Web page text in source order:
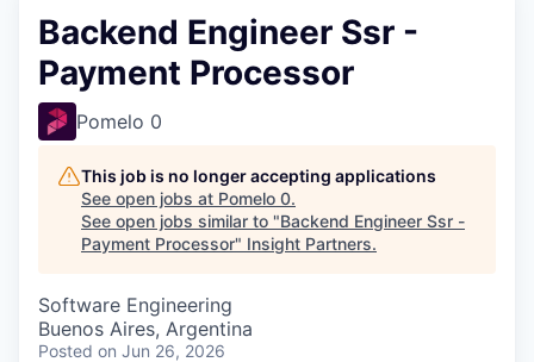
Backend Engineer Ssr -
Payment Processor
Pomelo 0
This job is no longer accepting applications
See open jobs at Pomelo 0.
See open jobs similar to "Backend Engineer Ssr -
Payment Processor" Insight Partners.
Software Engineering
Buenos Aires, Argentina
Posted on Jun 26, 2026